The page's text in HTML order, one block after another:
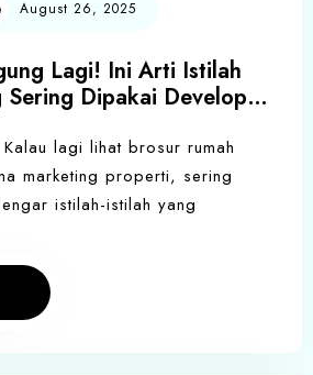
August 26, 2025
Lagi! Ini Arti Istilah
Dipakai Developer
lagi lihat brosur rumah
marketing properti, sering
istilah-istilah yang